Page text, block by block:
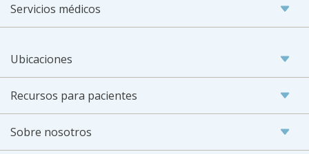
Servicios médicos
Ubicaciones
Recursos para pacientes
Sobre nosotros